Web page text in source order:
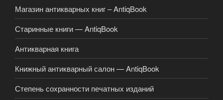
Магазин антикварных книг – AntiqBook
Старинные книги — AntiqBook
Антикварная книга
Книжный антикварный салон — AntiqBook
Степень сохранности печатных изданий